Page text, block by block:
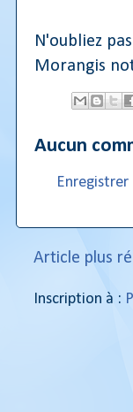
N'oubliez
Morangis
Aucun
Article plus
Inscription à :